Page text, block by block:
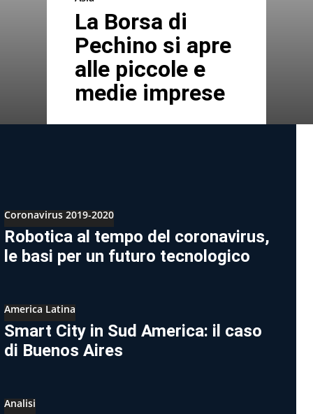
La Borsa di
Pechino si apre
alle piccole e
medie imprese
Coronavirus 2019-2020
Robotica al tempo del coronavirus,
le basi per un futuro tecnologico
America Latina
Smart City in Sud America: il caso
di Buenos Aires
Analisi